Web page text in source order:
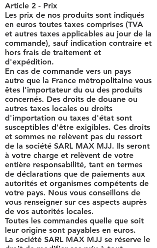
Article 2 - Prix
Les prix de nos produits sont indiqués
en euros toutes taxes comprises (TVA
et autres taxes applicables au jour de la
commande), sauf indication contraire et
hors frais de traitement et
d'expédition.
En cas de commande vers un pays
autre que la France métropolitaine vous
êtes l'importateur du ou des produits
concernés. Des droits de douane ou
autres taxes locales ou droits
d'importation ou taxes d'état sont
susceptibles d'être exigibles. Ces droits
et sommes ne relèvent pas du ressort
de la société SARL MAX MJJ. Ils seront
à votre charge et relèvent de votre
entière responsabilité, tant en termes
de déclarations que de paiements aux
autorités et organismes compétents de
votre pays. Nous vous conseillons de
vous renseigner sur ces aspects auprès
de vos autorités locales.
Toutes les commandes quelle que soit
leur origine sont payables en euros.
La société SARL MAX MJJ se réserve le